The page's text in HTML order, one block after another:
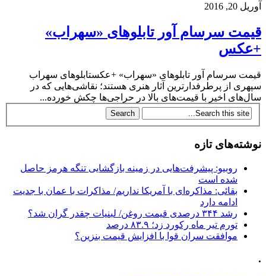
آوریل 20, 2016
قیمت سرسام آور تابلوهای «سهراب»
+عکس
قیمت سرسام آور تابلوهای «سهراب» +عکستابلوهای سهراب
سپهری از پرطرفدارترین آثار هنری هستند؛ نقاشی‌هایی که در
سال‌های اخیر با قیمت‌های بالا در حراجی‌ها چکش خورده...
نوشته‌های تازه
روبیو: پیشرفت‌هایی در زمینه بازگشایی تنگه هرمز حاصل
شده است
بقائی: مذاکره‌ای با آمریکا نداریم/ مذاکرات با عمان با جدیت
ادامه دارد
رشد ۳۴۴ درصدی قیمت روغن/ لبنیات چقدر گران شد؟
تورم تیر ماه رکورد زد؛ ۸۳.۹ درصد
موافقت سران قوا با افزایش قیمت بنزین؟
.